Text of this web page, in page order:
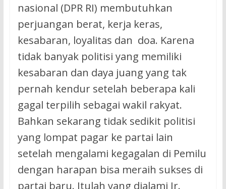
nasional (DPR RI) membutuhkan
perjuangan berat, kerja keras,
kesabaran, loyalitas dan doa. Karena
tidak banyak politisi yang memiliki
kesabaran dan daya juang yang tak
pernah kendur setelah beberapa kali
gagal terpilih sebagai wakil rakyat.
Bahkan sekarang tidak sedikit politisi
yang lompat pagar ke partai lain
setelah mengalami kegagalan di Pemilu
dengan harapan bisa meraih sukses di
partai baru. Itulah yang dialami Ir.